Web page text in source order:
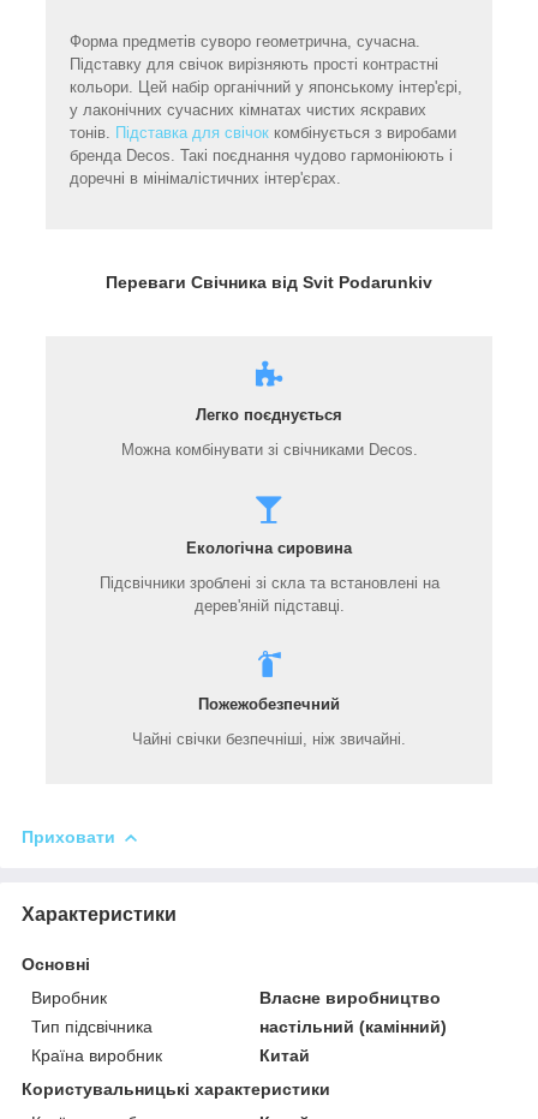
Форма предметів суворо геометрична, сучасна.
Підставку для свічок вирізняють прості контрастні
кольори. Цей набір органічний у японському інтер'єрі,
у лаконічних сучасних кімнатах чистих яскравих
тонів.
Підставка для свічок комбінується з виробами
бренда Decos. Такі поєднання чудово гармоніюють і
доречні в мінімалістичних інтер'єрах.
Переваги Свічника від Svit Podarunkiv
Легко поєднується
Можна комбінувати зі свічниками Decos.
Екологічна сировина
Підсвічники зроблені зі скла та встановлені на
дерев'яній підставці.
Пожежобезпечний
Чайні свічки безпечніші, ніж звичайні.
Приховати
Характеристики
Основні
Виробник
Власне виробництво
Тип підсвічника
настільний (камінний)
Країна виробник
Китай
Користувальницькі характеристики